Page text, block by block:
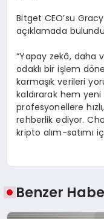
Bitget CEO’su
açıklamada
“Yapay zekâ, daha
odaklı bir işlem
karmaşık verileri
kaldırarak hem
profesyonellere
rehberlik ediyor.
kripto alım-satımı
Benzer